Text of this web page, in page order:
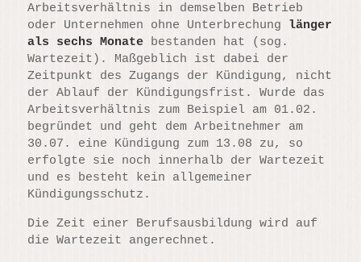
Arbeitsverhältnis in demselben Betrieb
oder Unternehmen ohne Unterbrechung länger
als sechs Monate bestanden hat (sog.
Wartezeit). Maßgeblich ist dabei der
Zeitpunkt des Zugangs der Kündigung, nicht
der Ablauf der Kündigungsfrist. Wurde das
Arbeitsverhältnis zum Beispiel am 01.02.
begründet und geht dem Arbeitnehmer am
30.07. eine Kündigung zum 13.08 zu, so
erfolgte sie noch innerhalb der Wartezeit
und es besteht kein allgemeiner
Kündigungsschutz.
Die Zeit einer Berufsausbildung wird auf
die Wartezeit angerechnet.